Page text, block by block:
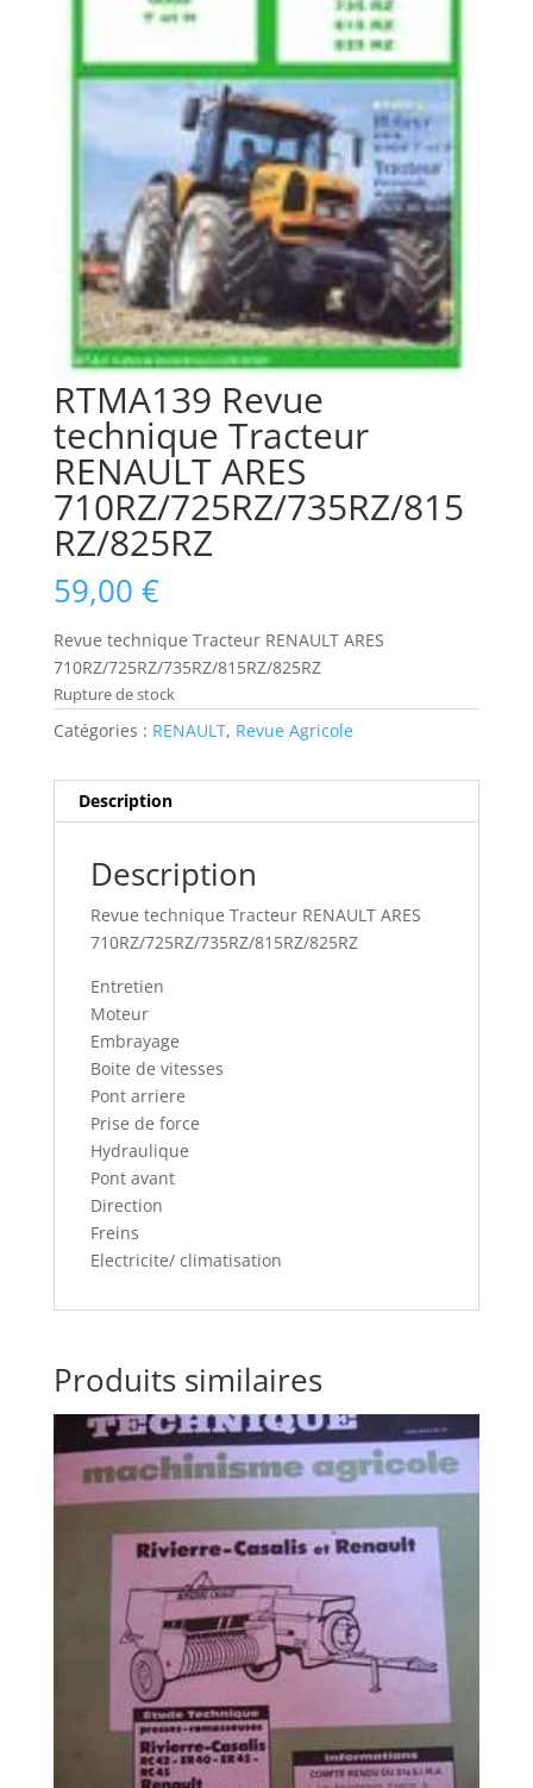
RTMA139 Revue
technique Tracteur
RENAULT ARES
710RZ/725RZ/735RZ/815
RZ/825RZ
59,00 €
Revue technique Tracteur RENAULT ARES
710RZ/725RZ/735RZ/815RZ/825RZ
Rupture de stock
Catégories : RENAULT, Revue Agricole
Description
Description
Revue technique Tracteur RENAULT ARES
710RZ/725RZ/735RZ/815RZ/825RZ
Entretien
Moteur
Embrayage
Boite de vitesses
Pont arriere
Prise de force
Hydraulique
Pont avant
Direction
Freins
Electricite/ climatisation
Produits similaires